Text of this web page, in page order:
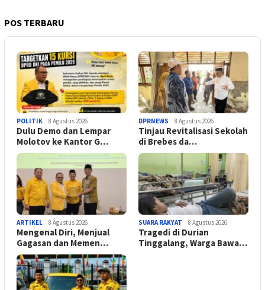
POS TERBARU
POLITIK 8 Agustus 2026
Dulu Demo dan Lempar
Molotov ke Kantor G…
DPRNEWS 8 Agustus 2026
Tinjau Revitalisasi Sekolah
di Brebes da…
ARTIKEL 8 Agustus 2026
Mengenal Diri, Menjual
Gagasan dan Memen…
SUARA RAKYAT 8 Agustus 2026
Tragedi di Durian
Tinggalang, Warga Bawa…